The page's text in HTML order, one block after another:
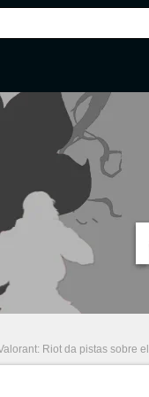
Riot da pistas sobre el nuevo